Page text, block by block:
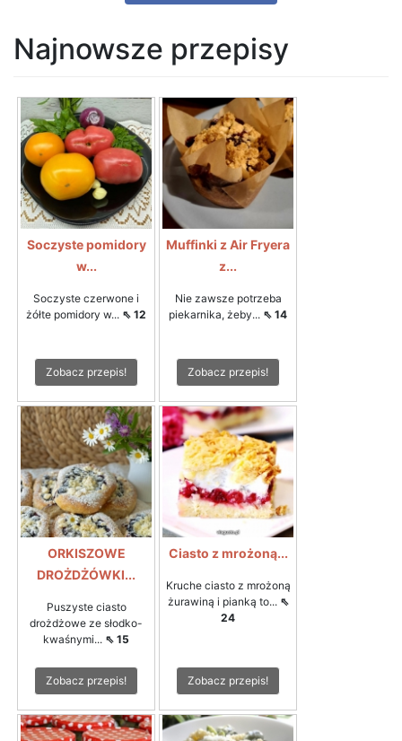
Najnowsze przepisy
Soczyste pomidory
w...
Soczyste czerwone i
żółte pomidory w... ⇖ 12
Zobacz przepis!
Muffinki z Air Fryera
z...
Nie zawsze potrzeba
piekarnika, żeby... ⇖ 14
Zobacz przepis!
ORKISZOWE
DROŻDŻÓWKI...
Puszyste ciasto
drożdżowe ze słodko-
kwaśnymi... ⇖ 15
Zobacz przepis!
Ciasto z mrożoną...
Kruche ciasto z mrożoną
żurawiną i pianką to... ⇖
24
Zobacz przepis!